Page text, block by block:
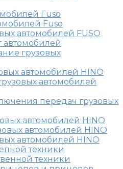
Fuso
Fuso
автомобилей FUSO
автомобилей
грузовых
автомобилей HINO
автомобилей
передач грузовых
автомобилей HINO
автомобилей HINO
автомобилей HINO
техники
техники